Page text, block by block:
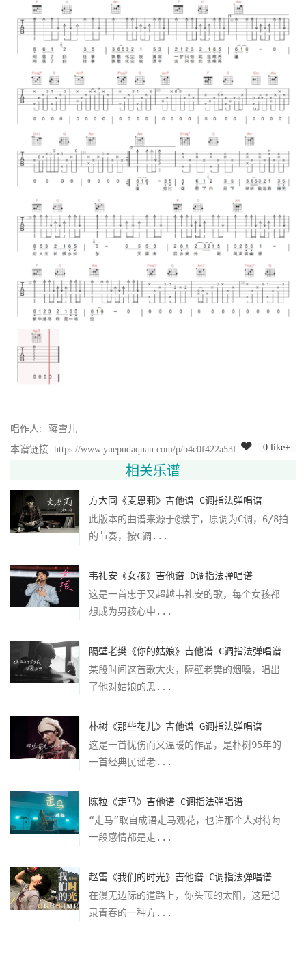
唱作人:
蒋雪儿
本谱链接: https://www.yuepudaquan.com/p/b4c0f422a53f
0 like+
相关乐谱
方大同《麦恩莉》吉他谱 C调指法弹唱谱
此版本的曲谱来源于@濮宇，原调为C调，6/8拍
的节奏，按C调...
韦礼安《女孩》吉他谱 D调指法弹唱谱
这是一首忠于又超越韦礼安的歌，每个女孩都
想成为男孩心中...
隔壁老樊《你的姑娘》吉他谱 C调指法弹唱谱
某段时间这首歌大火，隔壁老樊的烟嗓，唱出
了他对姑娘的思...
朴树《那些花儿》吉他谱 G调指法弹唱谱
这是一首忧伤而又温暖的作品，是朴树95年的
一首经典民谣老...
陈粒《走马》吉他谱 C调指法弹唱谱
“走马”取自成语走马观花，也许那个人对待每
一段感情都是走...
赵雷《我们的时光》吉他谱 C调指法弹唱谱
在漫无边际的道路上，你头顶的太阳，这是记
录青春的一种方...